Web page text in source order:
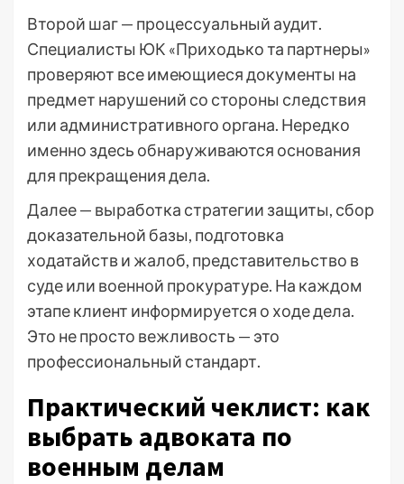
Второй шаг — процессуальный аудит.
Специалисты ЮК «Приходько та партнеры»
проверяют все имеющиеся документы на
предмет нарушений со стороны следствия
или административного органа. Нередко
именно здесь обнаруживаются основания
для прекращения дела.
Далее — выработка стратегии защиты, сбор
доказательной базы, подготовка
ходатайств и жалоб, представительство в
суде или военной прокуратуре. На каждом
этапе клиент информируется о ходе дела.
Это не просто вежливость — это
профессиональный стандарт.
Практический чеклист: как
выбрать адвоката по
военным делам